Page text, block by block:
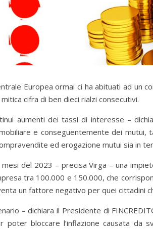
Europea ormai ci ha abituati ad un
cifra di ben dieci rialzi consecutivi.
aumenti dei tassi di interesse –
e conseguentemente dei mutui,
ed erogazione mutui sia in
mesi del 2023 – precisa Virga – una
tra 100.000 e 150.000, che
un fattore negativo per quei cittadini
– dichiara il Presidente di
poter bloccare l’inflazione causata